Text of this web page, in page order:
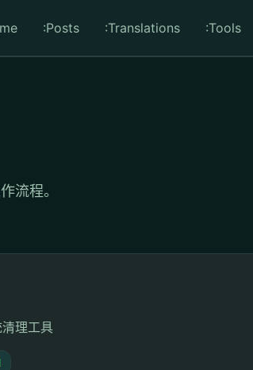
:Posts :Translations :Tools
流程。
理工具